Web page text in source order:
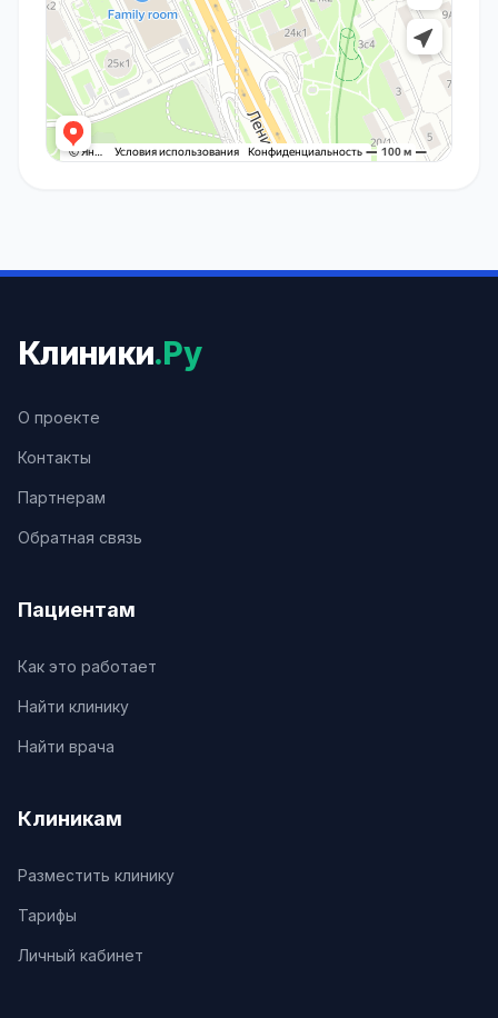
Клиники.Ру
О проекте
Контакты
Партнерам
Обратная связь
Пациентам
Как это работает
Найти клинику
Найти врача
Клиникам
Разместить клинику
Тарифы
Личный кабинет